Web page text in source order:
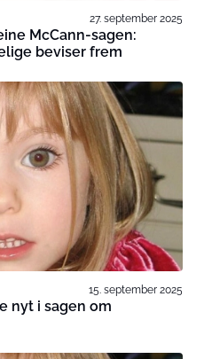
27. september 2025
McCann-sagen:
beviser frem
15. september 2025
nyt i sagen om